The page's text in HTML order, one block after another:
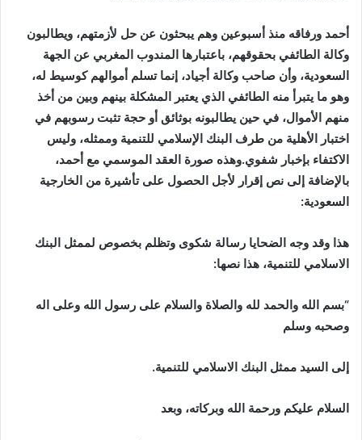
أحمد ورفاقه منذ أسبوعين وهم يبحثون عن حل لأزمتهم، ويطالبون
وكالة الطائفي بحقوقهم، باعتبارها المندوب المغربي عن الجهة
السعودية، وأن صاحب وكالة أجياد، إنما تسلم أموالهم كوسيط له،
وهو ما يتبرأ منه الطائفي الذي يعتبر المشكلة بينهم وبين من أخذ
منهم الأموال، في حين يطالبونه بوثائق أو حجة تثبت رسوبهم في
اختبار الأهلية من طرف البنك الإسلامي للتنمية وممثله، وليس
الاكتفاء بإخبار شفوي.وهذه صورة العقد الموسمي مع أحمد،
بالإضافة إلى نص إقرار لأجل الحصول على تأشيرة من الخارجية
السعودية:
هذا وقد وجه الضحايا رسالة شكوى وتظلم بخصوص لممثل البنك
الاسلامي للتنمية، هذا نصها:
“بسم الله والحمد لله والصلاة والسلام على رسول الله وعلى اله
وصحبه وسلم
إلى السيد ممثل البنك الاسلامي للتنمية.
السلام عليكم ورحمة الله وبركاته، وبعد